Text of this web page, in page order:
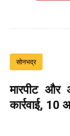
सोनभद्र
मारपीट और
कार्रवाई, 10